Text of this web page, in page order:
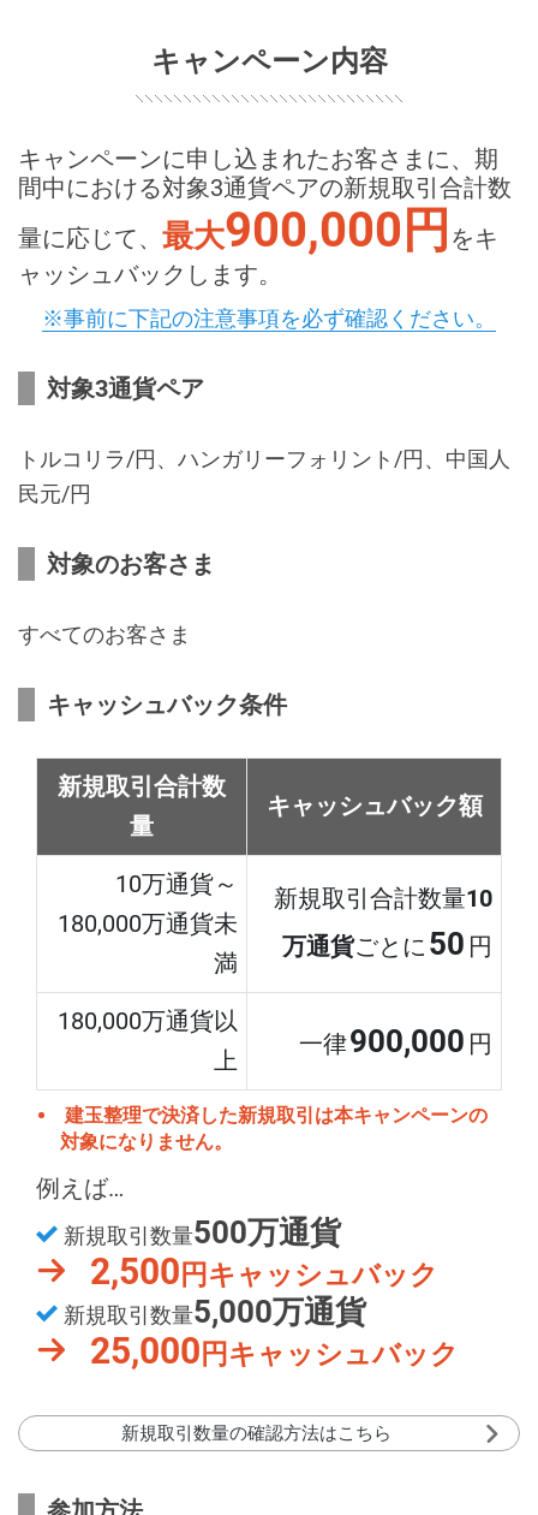
キャンペーン内容
キャンペーンに申し込まれたお客さまに、期
間中における対象3通貨ペアの新規取引合計数
量に応じて、 最大900,000円 をキ
ャッシュバックします。
※事前に下記の注意事項を必ず確認ください。
対象3通貨ペア
トルコリラ/円、ハンガリーフォリント/円、中国人
民元/円
対象のお客さま
すべてのお客さま
キャッシュバック条件
新規取引合計数
量
キャッシュバック額
10万通貨～
180,000万通貨未
満
新規取引合計数量10
万通貨ごとに 50 円
180,000万通貨以
上
一律900,000 円
建玉整理で決済した新規取引は本キャンペーンの
対象になりません。
例えば…
新規取引数量500万通貨
2,500 円キャッシュバック
新規取引数量5,000万通貨
25,000 円キャッシュバック
新規取引数量の確認方法はこちら